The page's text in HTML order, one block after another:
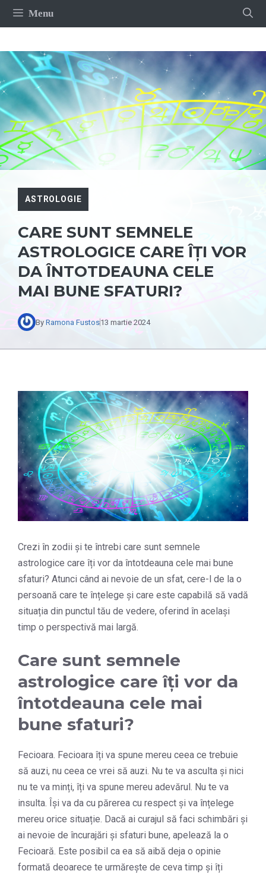
Sari
Menu
ASTROLOGIE
CARE SUNT SEMNELE
ASTROLOGICE CARE ÎȚI VOR
DA ÎNTOTDEAUNA CELE
MAI BUNE SFATURI?
By Ramona Fustos13 martie 2024
Crezi în zodii și te întrebi care sunt semnele
astrologice care îți vor da întotdeauna cele mai bune
sfaturi? Atunci când ai nevoie de un sfat, cere-l de la o
persoană care te înțelege și care este capabilă să vadă
situația din punctul tău de vedere, oferind în același
timp o perspectivă mai largă.
Care sunt semnele
astrologice care îți vor da
întotdeauna cele mai
bune sfaturi?
Fecioara. Fecioara îți va spune mereu ceea ce trebuie
să auzi, nu ceea ce vrei să auzi. Nu te va asculta și nici
nu te va minți, îți va spune mereu adevărul. Nu te va
insulta. Își va da cu părerea cu respect și va înțelege
mereu orice situație. Dacă ai curajul să faci schimbări și
ai nevoie de încurajări și sfaturi bune, apelează la o
Fecioară. Este posibil ca ea să aibă deja o opinie
formată deoarece te urmărește de ceva timp și îți